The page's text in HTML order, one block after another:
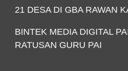
21 DESA DI GBA RAWAN
BINTEK MEDIA DIGITAL
RATUSAN GURU PAI